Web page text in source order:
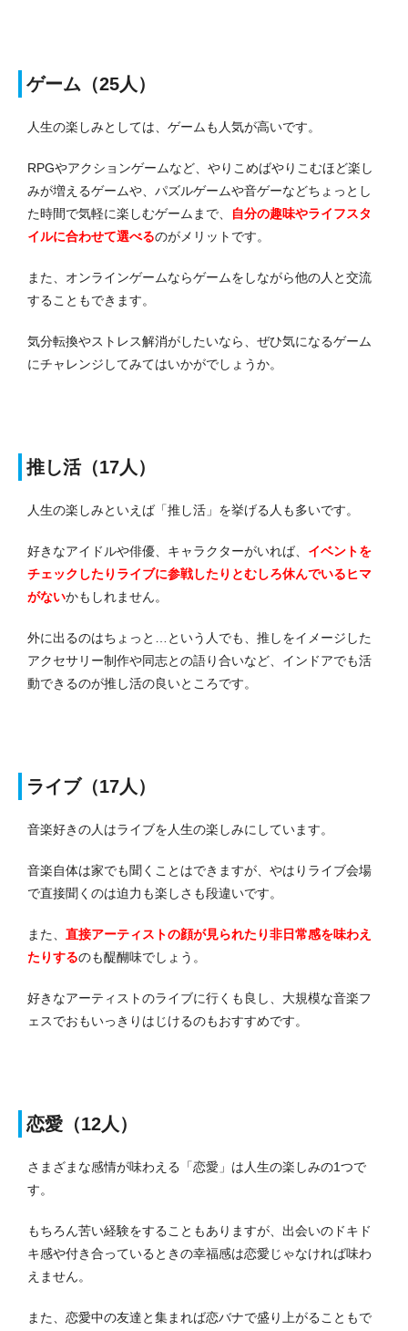
ゲーム（25人）
人生の楽しみとしては、ゲームも人気が高いです。
RPGやアクションゲームなど、やりこめばやりこむほど楽し
みが増えるゲームや、パズルゲームや音ゲーなどちょっとし
た時間で気軽に楽しむゲームまで、
自分の趣味やライフスタ
イルに合わせて選べるのがメリットです。
また、オンラインゲームならゲームをしながら他の人と交流
することもできます。
気分転換やストレス解消がしたいなら、ぜひ気になるゲーム
にチャレンジしてみてはいかがでしょうか。
推し活（17人）
人生の楽しみといえば「推し活」を挙げる人も多いです。
好きなアイドルや俳優、キャラクターがいれば、 イベントを
チェックしたりライブに参戦したりとむしろ休んでいるヒマ
がないかもしれません。
外に出るのはちょっと…という人でも、推しをイメージした
アクセサリー制作や同志との語り合いなど、インドアでも活
動できるのが推し活の良いところです。
ライブ（17人）
音楽好きの人はライブを人生の楽しみにしています。
音楽自体は家でも聞くことはできますが、やはりライブ会場
で直接聞くのは迫力も楽しさも段違いです。
また、 直接アーティストの顔が見られたり非日常感を味わえ
たりするのも醍醐味でしょう。
好きなアーティストのライブに行くも良し、大規模な音楽フ
ェスでおもいっきりはじけるのもおすすめです。
恋愛（12人）
さまざまな感情が味わえる「恋愛」は人生の楽しみの1つで
す。
もちろん苦い経験をすることもありますが、出会いのドキド
キ感や付き合っているときの幸福感は恋愛じゃなければ味わ
えません。
また、恋愛中の友達と集まれば恋バナで盛り上がることもで